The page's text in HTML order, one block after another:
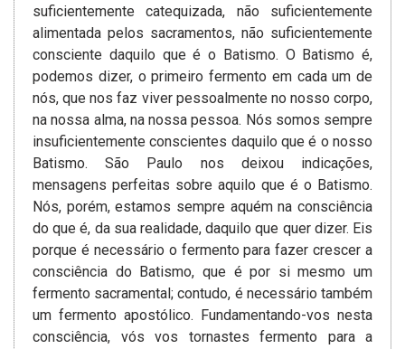
suficientemente catequizada, não suficientemente
alimentada pelos sacramentos, não suficientemente
consciente daquilo que é o Batismo. O Batismo é,
podemos dizer, o primeiro fermento em cada um de
nós, que nos faz viver pessoalmente no nosso corpo,
na nossa alma, na nossa pessoa. Nós somos sempre
insuficientemente conscientes daquilo que é o nosso
Batismo. São Paulo nos deixou indicações,
mensagens perfeitas sobre aquilo que é o Batismo.
Nós, porém, estamos sempre aquém na consciência
do que é, da sua realidade, daquilo que quer dizer. Eis
porque é necessário o fermento para fazer crescer a
consciência do Batismo, que é por si mesmo um
fermento sacramental; contudo, é necessário também
um fermento apostólico. Fundamentando-vos nesta
consciência, vós vos tornastes fermento para a